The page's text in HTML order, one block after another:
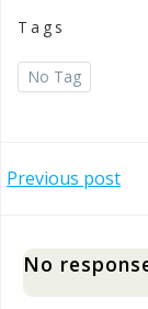
Tags
No Tag
Post
Previous post
No